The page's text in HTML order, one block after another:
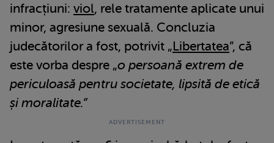
infracțiuni: viol, rele tratamente aplicate unui
minor, agresiune sexuală. Concluzia
judecătorilor a fost, potrivit „Libertatea”, că
este vorba despre „o persoană extrem de
periculoasă pentru societate, lipsită de etică
și moralitate.”